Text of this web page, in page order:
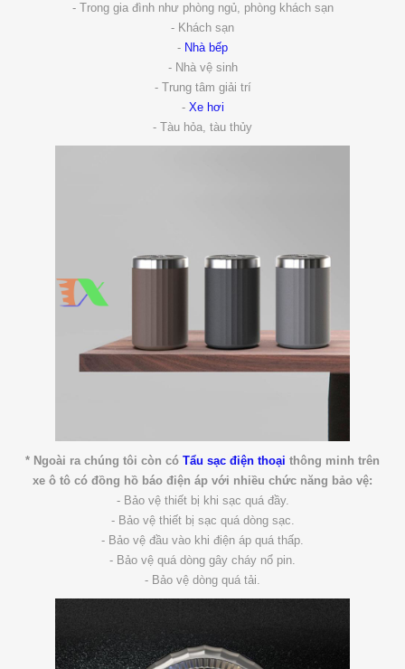
- Trong gia đình như phòng ngủ, phòng khách sạn
- Khách sạn
- Nhà bếp
- Nhà vệ sinh
- Trung tâm giải trí
- Xe hơi
- Tàu hỏa, tàu thủy
* Ngoài ra chúng tôi còn có Tẩu sạc điện thoại thông minh trên
xe ô tô có đồng hồ báo điện áp với nhiều chức năng bảo vệ:
- Bảo vệ thiết bị khi sạc quá đầy.
- Bảo vệ thiết bị sạc quá dòng sạc.
- Bảo vệ đầu vào khi điện áp quá thấp.
- Bảo vệ quá dòng gây cháy nổ pin.
- Bảo vệ dòng quá tải.